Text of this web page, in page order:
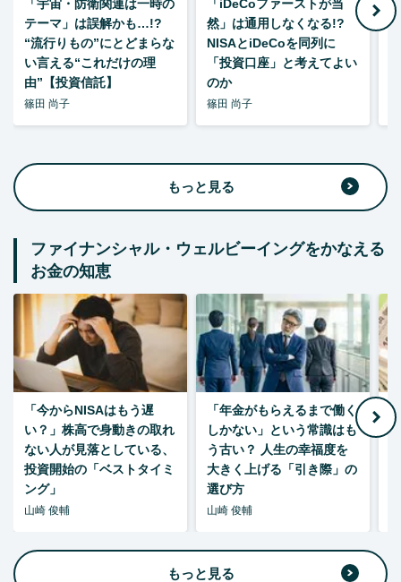
「宇宙・防衛関連は一時の
テーマ」は誤解かも…!?
“流行りもの”にとどまらな
い言える“これだけの理
由”【投資信託】
篠田 尚子
「iDeCoファーストが当
然」は通用しなくなる!?
NISAとiDeCoを同列に
「投資口座」と考えてよい
のか
篠田 尚子
もっと見る
ファイナンシャル・ウェルビーイングをかなえる
お金の知恵
「今からNISAはもう遅
い？」株高で身動きの取れ
ない人が見落としている、
投資開始の「ベストタイミ
ング」
山崎 俊輔
「年金がもらえるまで働く
しかない」という常識はも
う古い？ 人生の幸福度を
大きく上げる「引き際」の
選び方
山崎 俊輔
もっと見る